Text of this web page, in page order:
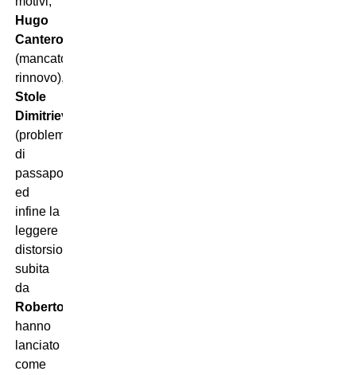
Hugo
Cantero
(mancato
rinnovo),
Stole
Dimitrievsky
(problemi
di
passaporto)
ed
infine la
leggere
distorsione
subita
da
Roberto
hanno
lanciato
come